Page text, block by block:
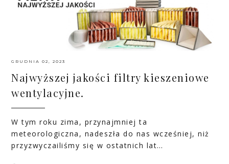
GRUDNIA 02, 2023
Najwyższej jakości filtry kieszeniowe
wentylacyjne.
W tym roku zima, przynajmniej ta
meteorologiczna, nadeszła do nas wcześniej, niż
przyzwyczailiśmy się w ostatnich lat…